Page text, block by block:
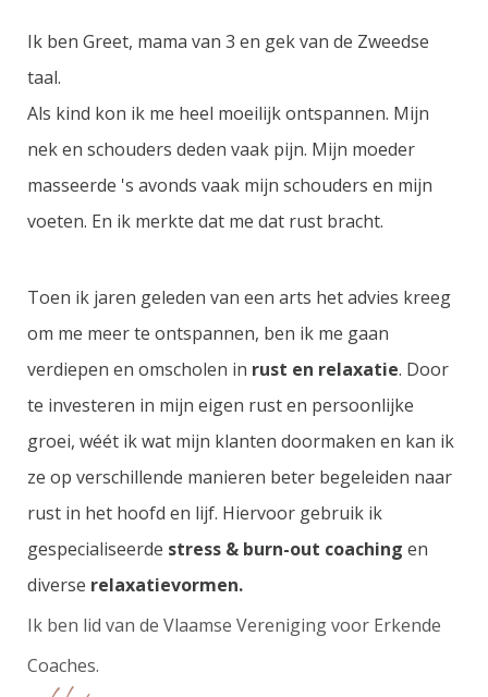
Ik ben Greet, mama van 3 en gek van de Zweedse
taal.
Als kind kon ik me heel moeilijk ontspannen. Mijn
nek en schouders deden vaak pijn. Mijn moeder
masseerde 's avonds vaak mijn schouders en mijn
voeten. En ik merkte dat me dat rust bracht.
Toen ik jaren geleden van een arts het advies kreeg
om me meer te ontspannen, ben ik me gaan
verdiepen en omscholen in rust en relaxatie. Door
te investeren in mijn eigen rust en persoonlijke
groei, wéét ik wat mijn klanten doormaken en kan ik
ze op verschillende manieren beter begeleiden naar
rust in het hoofd en lijf. Hiervoor gebruik ik
gespecialiseerde stress & burn-out coaching en
diverse relaxatievormen.
Ik ben lid van de Vlaamse Vereniging voor Erkende
Coaches.